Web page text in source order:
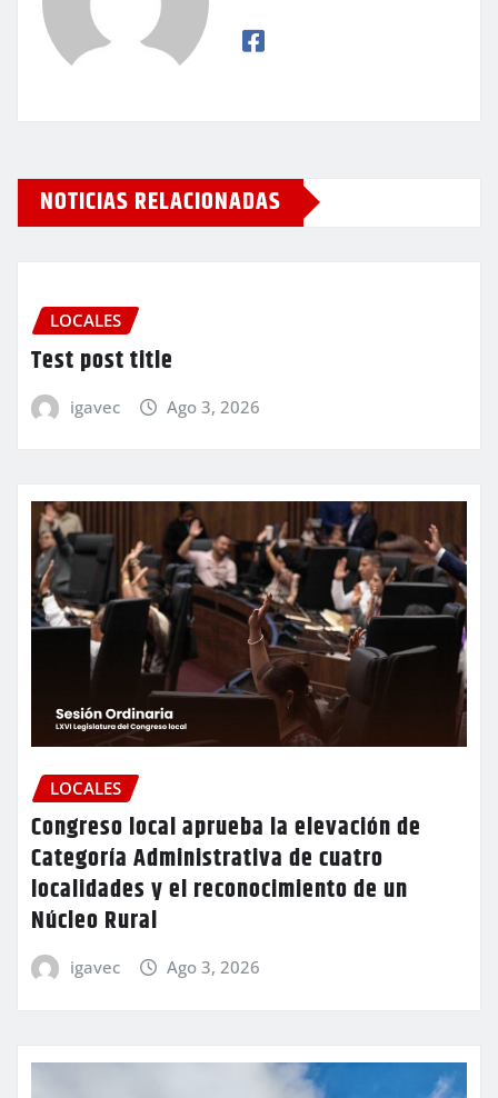
NOTICIAS RELACIONADAS
LOCALES
Test post title
igavec Ago 3, 2026
LOCALES
Congreso local aprueba la elevación de
Categoría Administrativa de cuatro
localidades y el reconocimiento de un
Núcleo Rural
igavec Ago 3, 2026